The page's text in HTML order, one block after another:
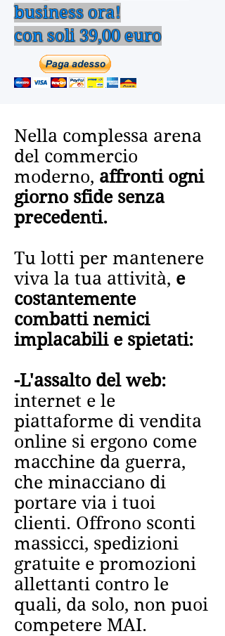
business ora!
con soli 39,00 euro
Nella complessa arena
del commercio
moderno, affronti ogni
giorno sfide senza
precedenti.
Tu lotti per mantenere
viva la tua attività, e
costantemente
combatti nemici
implacabili e spietati:
-L'assalto del web:
internet e le
piattaforme di vendita
online si ergono come
macchine da guerra,
che minacciano di
portare via i tuoi
clienti. Offrono sconti
massicci, spedizioni
gratuite e promozioni
allettanti contro le
quali, da solo, non puoi
competere MAI.